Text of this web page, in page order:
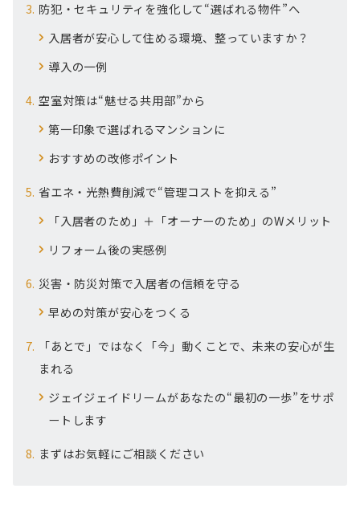
防犯・セキュリティを強化して“選ばれる物件”へ
入居者が安心して住める環境、整っていますか？
導入の一例
空室対策は“魅せる共用部”から
第一印象で選ばれるマンションに
おすすめの改修ポイント
省エネ・光熱費削減で“管理コストを抑える”
「入居者のため」＋「オーナーのため」のWメリット
リフォーム後の実感例
災害・防災対策で入居者の信頼を守る
早めの対策が安心をつくる
「あとで」ではなく「今」動くことで、未来の安心が生
まれる
ジェイジェイドリームがあなたの“最初の一歩”をサポ
ートします
まずはお気軽にご相談ください